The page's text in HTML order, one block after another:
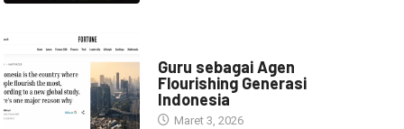
Guru sebagai Agen
Flourishing Generasi
Indonesia
Maret 3, 2026